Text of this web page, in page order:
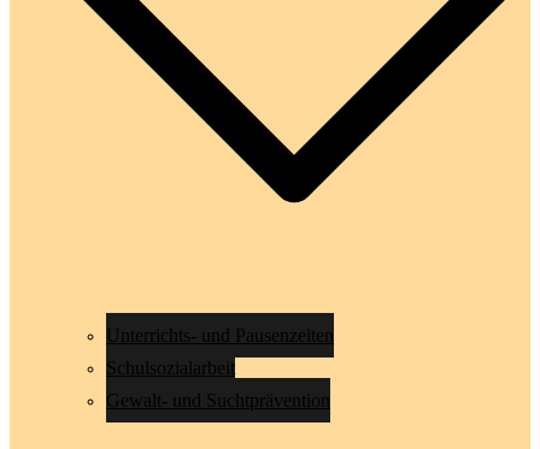
Unterrichts- und Pausenzeiten
Schulsozialarbeit
Gewalt- und Suchtprävention